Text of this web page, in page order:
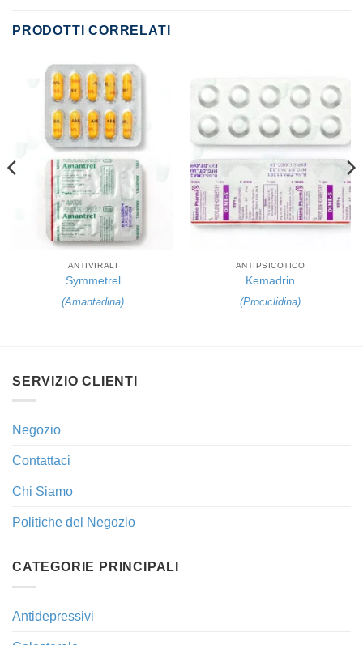
PRODOTTI CORRELATI
ANTIVIRALI
Symmetrel
(Amantadina)
ANTIPSICOTICO
Kemadrin
(Prociclidina)
SERVIZIO CLIENTI
Negozio
Contattaci
Chi Siamo
Politiche del Negozio
CATEGORIE PRINCIPALI
Antidepressivi